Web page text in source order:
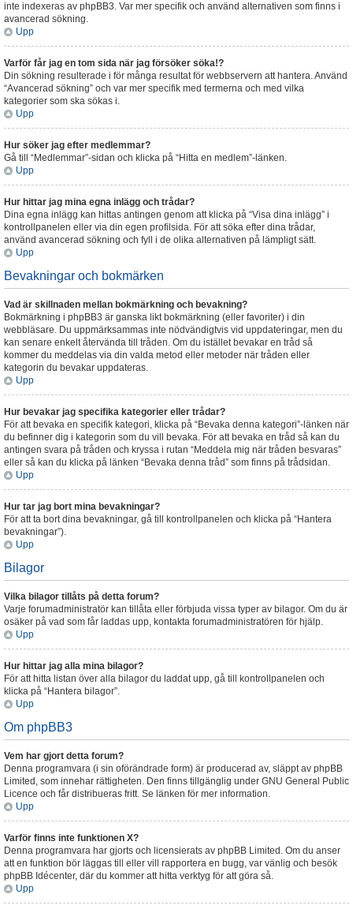
inte indexeras av phpBB3. Var mer specifik och använd alternativen som finns i
avancerad sökning.
Upp
Varför får jag en tom sida när jag försöker söka!?
Din sökning resulterade i för många resultat för webbservern att hantera. Använd
“Avancerad sökning” och var mer specifik med termerna och med vilka
kategorier som ska sökas i.
Upp
Hur söker jag efter medlemmar?
Gå till “Medlemmar”-sidan och klicka på “Hitta en medlem”-länken.
Upp
Hur hittar jag mina egna inlägg och trådar?
Dina egna inlägg kan hittas antingen genom att klicka på “Visa dina inlägg” i
kontrollpanelen eller via din egen profilsida. För att söka efter dina trådar,
använd avancerad sökning och fyll i de olika alternativen på lämpligt sätt.
Upp
Bevakningar och bokmärken
Vad är skillnaden mellan bokmärkning och bevakning?
Bokmärkning i phpBB3 är ganska likt bokmärkning (eller favoriter) i din
webbläsare. Du uppmärksammas inte nödvändigtvis vid uppdateringar, men du
kan senare enkelt återvända till tråden. Om du istället bevakar en tråd så
kommer du meddelas via din valda metod eller metoder när tråden eller
kategorin du bevakar uppdateras.
Upp
Hur bevakar jag specifika kategorier eller trådar?
För att bevaka en specifik kategori, klicka på “Bevaka denna kategori”-länken när
du befinner dig i kategorin som du vill bevaka. För att bevaka en tråd så kan du
antingen svara på tråden och kryssa i rutan “Meddela mig när tråden besvaras”
eller så kan du klicka på länken “Bevaka denna tråd” som finns på trådsidan.
Upp
Hur tar jag bort mina bevakningar?
För att ta bort dina bevakningar, gå till kontrollpanelen och klicka på “Hantera
bevakningar”).
Upp
Bilagor
Vilka bilagor tillåts på detta forum?
Varje forumadministratör kan tillåta eller förbjuda vissa typer av bilagor. Om du är
osäker på vad som får laddas upp, kontakta forumadministratören för hjälp.
Upp
Hur hittar jag alla mina bilagor?
För att hitta listan över alla bilagor du laddat upp, gå till kontrollpanelen och
klicka på “Hantera bilagor”.
Upp
Om phpBB3
Vem har gjort detta forum?
Denna programvara (i sin oförändrade form) är producerad av, släppt av phpBB
Limited, som innehar rättigheten. Den finns tillgänglig under GNU General Public
Licence och får distribueras fritt. Se länken för mer information.
Upp
Varför finns inte funktionen X?
Denna programvara har gjorts och licensierats av phpBB Limited. Om du anser
att en funktion bör läggas till eller vill rapportera en bugg, var vänlig och besök
phpBB Idécenter, där du kommer att hitta verktyg för att göra så.
Upp